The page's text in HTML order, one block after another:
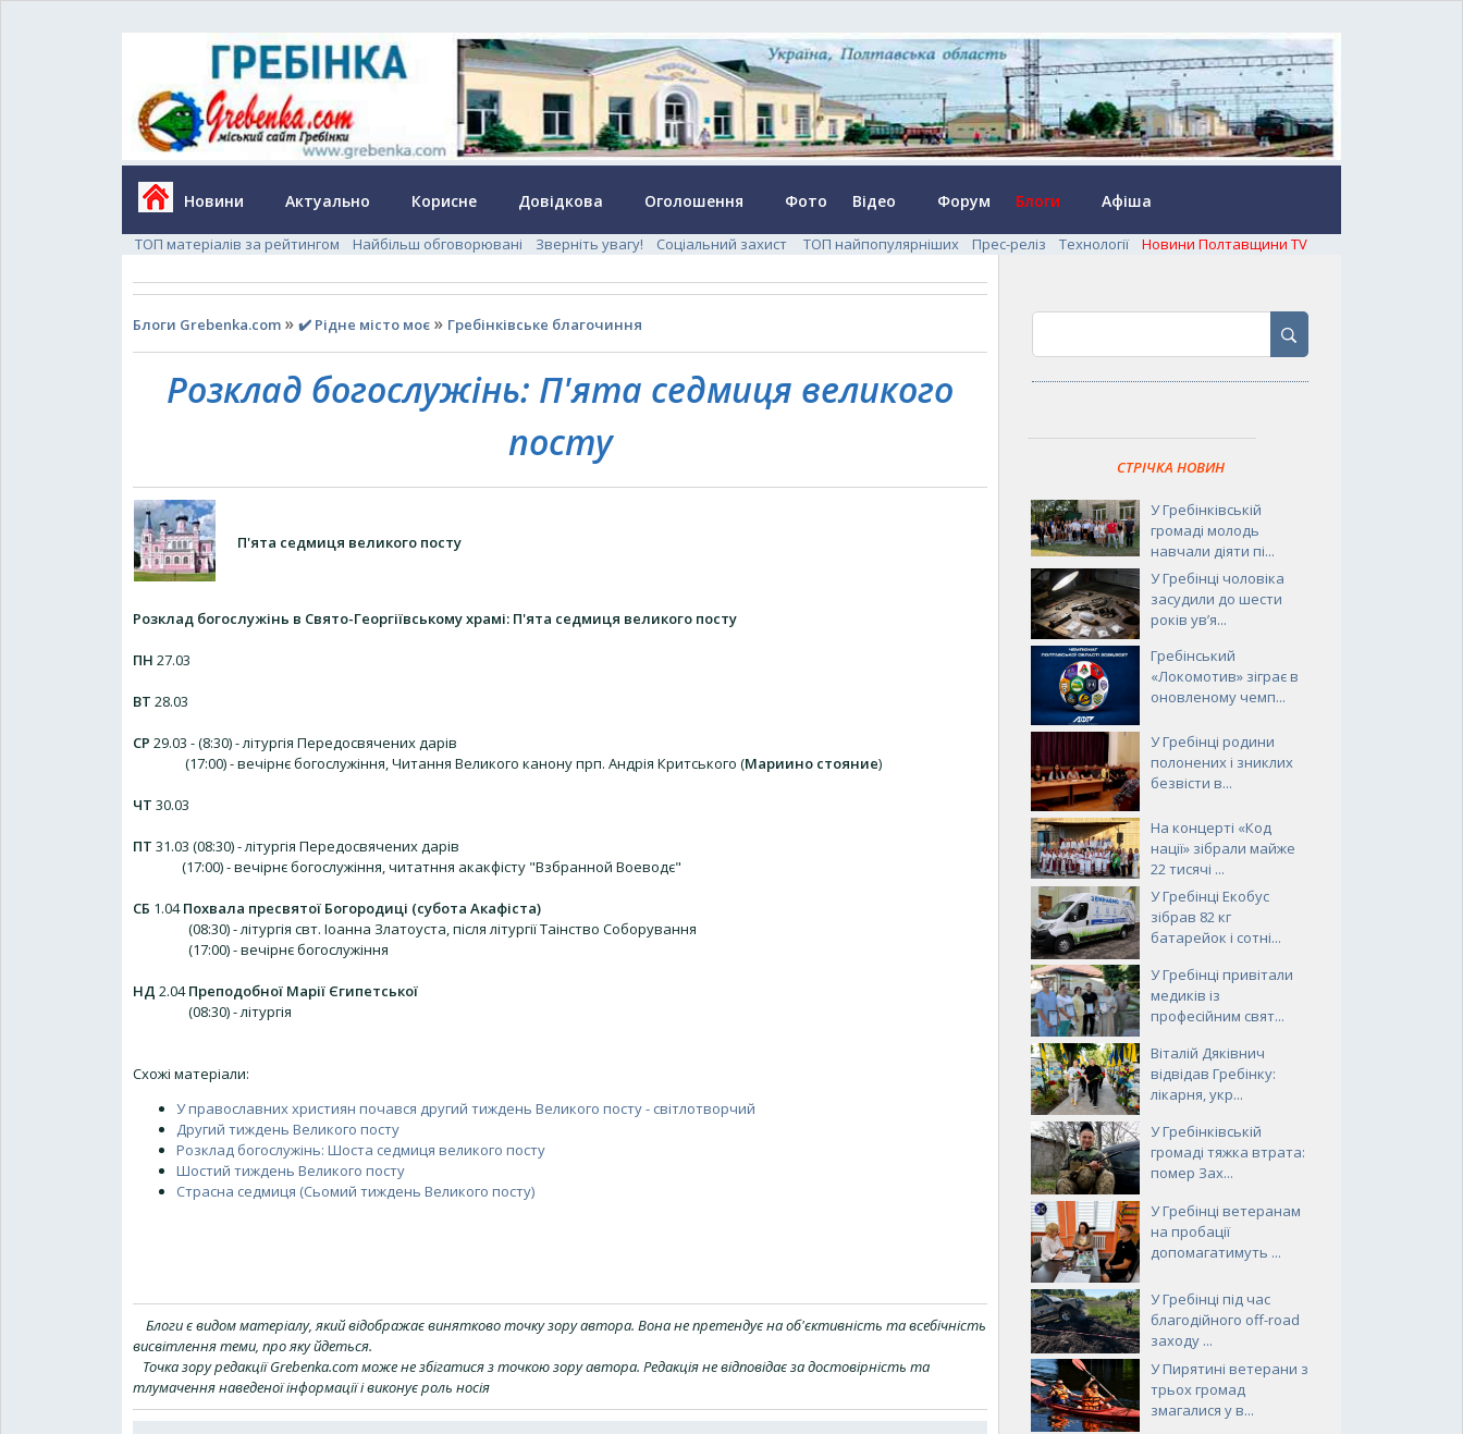
Новини Актуально Корисне Довідкова Оголошення Фото Відео Форум Блоги Афіша
ТОП матеріалів за рейтингом Найбільш обговорювані Зверніть увагу! Соціальний захист ТОП найпопулярніших Прес-реліз Технології Новини Полтавщини TV
Блоги Grebenka.com » ✔️ Рідне місто моє » Гребінківське благочиння
Розклад богослужінь: П'ята седмиця великого
посту
П'ята седмиця великого посту
Розклад богослужінь в Свято-Георгіївському храмі: П'ята седмиця великого посту
ПН 27.03
ВТ 28.03
СР 29.03 - (8:30) - літургія Передосвячених дарів
(17:00) - вечірнє богослужіння, Читання Великого канону прп. Андрія Критського (Мариино стояние)
ЧТ 30.03
ПТ 31.03 (08:30) - літургія Передосвячених дарів
(17:00) - вечірнє богослужіння, читатння акакфісту "Взбранной Воеводє"
СБ 1.04Похвала пресвятої Богородиці (субота Акафіста)
(08:30) - літургія свт. Іоанна Златоуста, після літургії Таінство Соборування
(17:00) - вечірнє богослужіння
НД 2.04Преподобної Марії Єгипетської
(08:30) - літургія
Схожі матеріали:
У православних християн почався другий тиждень Великого посту - світлотворчий
Другий тиждень Великого посту
Розклад богослужінь: Шоста седмиця великого посту
Шостий тиждень Великого посту
Страсна седмиця (Сьомий тиждень Великого посту)
Блоги є видом матеріалу, який відображає винятково точку зору автора. Вона не претендує на об'єктивність та всебічність
висвітлення теми, про яку йдеться.
Точка зору редакції Grebenka.com може не збігатися з точкою зору автора. Редакція не відповідає за достовірність та
тлумачення наведеної інформації і виконує роль носія
СТРІЧКА НОВИН
У Гребінківській
громаді молодь
навчали діяти пі...
У Гребінці чоловіка
засудили до шести
років ув’я...
Гребінський
«Локомотив» зіграє в
оновленому чемп...
У Гребінці родини
полонених і зниклих
безвісти в...
На концерті «Код
нації» зібрали майже
22 тисячі ...
У Гребінці Екобус
зібрав 82 кг
батарейок і сотні...
У Гребінці привітали
медиків із
професійним свят...
Віталій Дяківнич
відвідав Гребінку:
лікарня, укр...
У Гребінківській
громаді тяжка втрата:
помер Зах...
У Гребінці ветеранам
на пробації
допомагатимуть ...
У Гребінці під час
благодійного off-road
заходу ...
У Пирятині ветерани з
трьох громад
змагалися у в...